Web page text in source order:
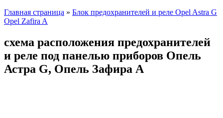
Главная страница » Блок предохранителей и реле Opel Astra G
Opel Zafira A
схема расположения предохранителей
и реле под панелью приборов Опель
Астра G, Опель Зафира А